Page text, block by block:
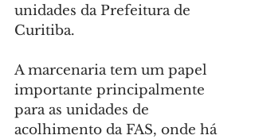
unidades da Prefeitura de
Curitiba.
A marcenaria tem um papel
importante principalmente
para as unidades de
acolhimento da FAS, onde há